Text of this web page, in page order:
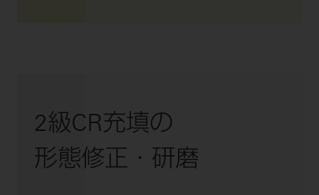
2級CR充填の
形態修正・研磨